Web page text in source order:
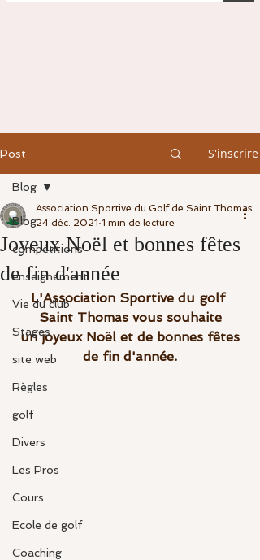
Post S'inscrire
Blog
compétitions
enseignement
Vie du club
Stages
site web
Règles
golf
Divers
Les Pros
Cours
Ecole de golf
Coaching
Blog
Joyeux Noël et bonnes fêtes
de fin d'année
Association Sportive du Golf de Saint Thomas
24 déc. 2021 1 min de lecture
L'Association Sportive du golf
Saint Thomas vous souhaite
un joyeux Noël et de bonnes fêtes
de fin d'année.